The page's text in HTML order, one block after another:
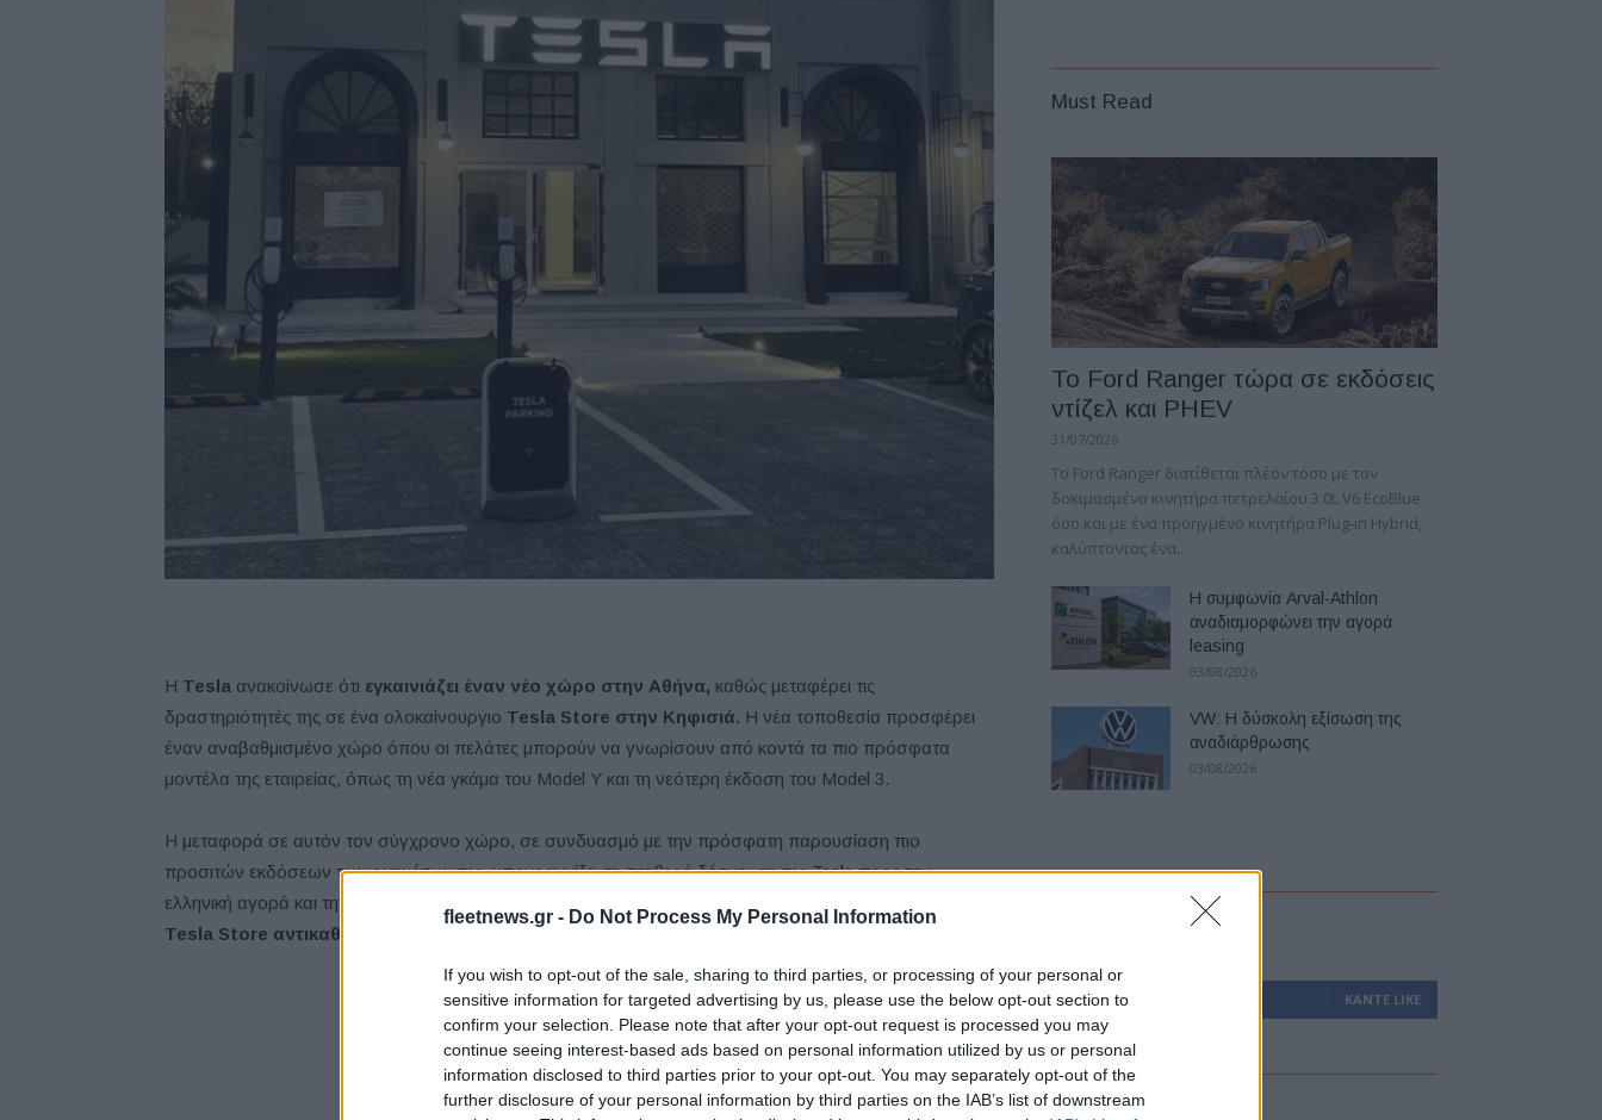
fleetnews.gr - Do Not Process My Personal Information
If you wish to opt-out of the sale, sharing to third parties, or processing of your personal or
sensitive information for targeted advertising by us, please use the below opt-out section to
confirm your selection. Please note that after your opt-out request is processed you may
continue seeing interest-based ads based on personal information utilized by us or personal
information disclosed to third parties prior to your opt-out. You may separately opt-out of the
further disclosure of your personal information by third parties on the IAB’s list of downstream
Η Tesla ανακοίνωσε ότι εγκαινιάζει έναν νέο χώρο στην Αθήνα, καθώς μεταφέρει τις
δραστηριότητές της σε ένα ολοκαίνουργιο Tesla Store στην Κηφισιά. Η νέα τοποθεσία προσφέρει
έναν αναβαθμισμένο χώρο όπου οι πελάτες μπορούν να γνωρίσουν από κοντά τα πιο πρόσφατα
μοντέλα της εταιρείας, όπως τη νέα γκάμα του Model Y και τη νεότερη έκδοση του Model 3.
Η μεταφορά σε αυτόν τον σύγχρονο χώρο, σε συνδυασμό με την πρόσφατη παρουσίαση πιο
προσιτών εκδόσεων των οχημάτων της, υπογραμμίζει τη σταθερή δέσμευση της Tesla προς την
ελληνική αγορά και την αποστολή της για επιτάχυνση της μετάβασης στην καθαρή ενέργεια.
Tesla Store αντικαθιστά πλήρως το προηγούμενο κατάστημα στην Κηφισιά.
Must Read
Το Ford Ranger τώρα σε εκδόσεις
ντίζελ και PHEV
31/07/2026
Το Ford Ranger διατίθεται πλέον τόσο με τον
δοκιμασμένο κινητήρα πετρελαίου 3.0L V6 EcoBlue
όσο και με ένα προηγμένο κινητήρα Plug-in Hybrid,
καλύπτοντας ένα...
Η συμφωνία Arval-Athlon
αναδιαμορφώνει την αγορά
leasing
03/08/2026
VW: Η δύσκολη εξίσωση της
αναδιάρθρωσης
03/08/2026
0 Υποστηρικτές ΚΆΝΤΕ LIKE
Latest